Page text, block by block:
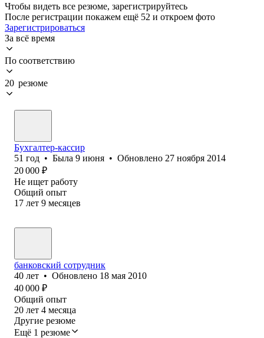
Чтобы видеть все резюме, зарегистрируйтесь
После регистрации покажем ещё 52 и откроем фото
Зарегистрироваться
За всё время
По соответствию
20 резюме
Бухгалтер-кассир
51 год • Была 9 июня • Обновлено 27 ноября 2014
20 000 ₽
Не ищет работу
Общий опыт
17 лет 9 месяцев
банковский сотрудник
40 лет • Обновлено 18 мая 2010
40 000 ₽
Общий опыт
20 лет 4 месяца
Другие резюме
Ещё 1 резюме